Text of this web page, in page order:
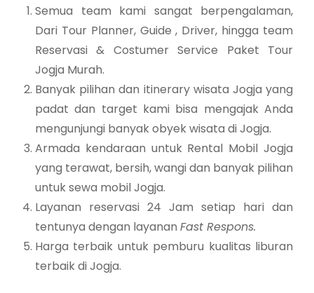
Semua team kami sangat berpengalaman,
Dari Tour Planner, Guide , Driver, hingga team
Reservasi & Costumer Service Paket Tour
Jogja Murah.
Banyak pilihan dan itinerary wisata Jogja yang
padat dan target kami bisa mengajak Anda
mengunjungi banyak obyek wisata di Jogja.
Armada kendaraan untuk Rental Mobil Jogja
yang terawat, bersih, wangi dan banyak pilihan
untuk sewa mobil Jogja.
Layanan reservasi 24 Jam setiap hari dan
tentunya dengan layanan Fast Respons.
Harga terbaik untuk pemburu kualitas liburan
terbaik di Jogja.